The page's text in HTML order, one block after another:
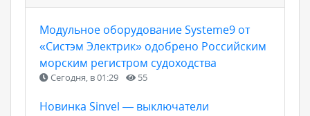
Модульное оборудование Systeme9 от
«Систэм Электрик» одобрено Российским
морским регистром судоходства
Сегодня, в 01:29 55
Новинка Sinvel — выключатели